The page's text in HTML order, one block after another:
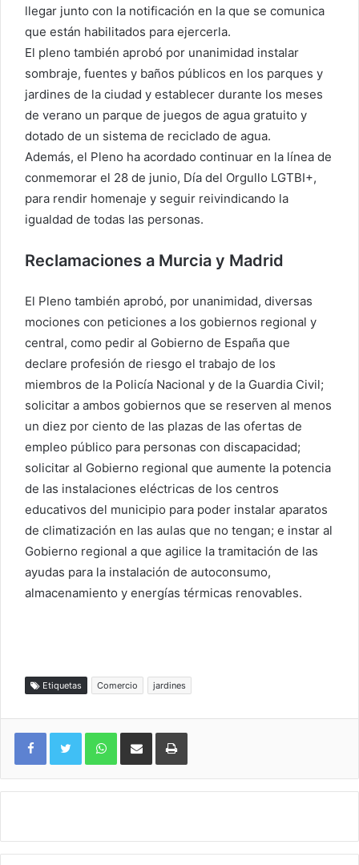
llegar junto con la notificación en la que se comunica
que están habilitados para ejercerla.
El pleno también aprobó por unanimidad instalar
sombraje, fuentes y baños públicos en los parques y
jardines de la ciudad y establecer durante los meses
de verano un parque de juegos de agua gratuito y
dotado de un sistema de reciclado de agua.
Además, el Pleno ha acordado continuar en la línea de
conmemorar el 28 de junio, Día del Orgullo LGTBI+,
para rendir homenaje y seguir reivindicando la
igualdad de todas las personas.
Reclamaciones a Murcia y Madrid
El Pleno también aprobó, por unanimidad, diversas
mociones con peticiones a los gobiernos regional y
central, como pedir al Gobierno de España que
declare profesión de riesgo el trabajo de los
miembros de la Policía Nacional y de la Guardia Civil;
solicitar a ambos gobiernos que se reserven al menos
un diez por ciento de las plazas de las ofertas de
empleo público para personas con discapacidad;
solicitar al Gobierno regional que aumente la potencia
de las instalaciones eléctricas de los centros
educativos del municipio para poder instalar aparatos
de climatización en las aulas que no tengan; e instar al
Gobierno regional a que agilice la tramitación de las
ayudas para la instalación de autoconsumo,
almacenamiento y energías térmicas renovables.
Etiquetas Comercio jardines
WhatsAppCompartir por correo electrónicoImprimir